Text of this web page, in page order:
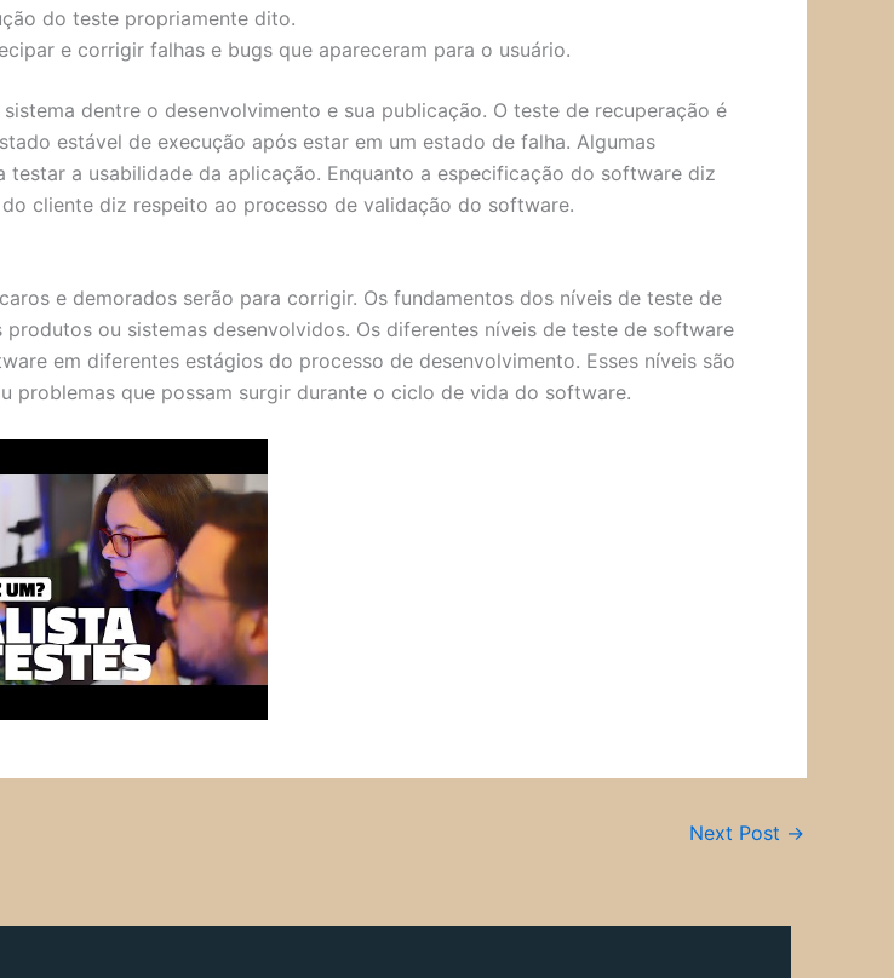
do teste propriamente dito.
e corrigir falhas e bugs que apareceram para o usuário.
dentre o desenvolvimento e sua publicação. O teste de recuperação é
estável de execução após estar em um estado de falha. Algumas
a usabilidade da aplicação. Enquanto a especificação do software diz
cliente diz respeito ao processo de validação do software.
e demorados serão para corrigir. Os fundamentos dos níveis de teste de
ou sistemas desenvolvidos. Os diferentes níveis de teste de software
em diferentes estágios do processo de desenvolvimento. Esses níveis são
que possam surgir durante o ciclo de vida do software.
Next Post →